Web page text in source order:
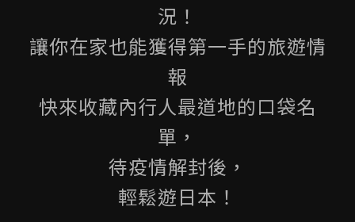
況！
讓你在家也能獲得第一手的旅遊情
報
快來收藏內行人最道地的口袋名
單，
待疫情解封後，
輕鬆遊日本！